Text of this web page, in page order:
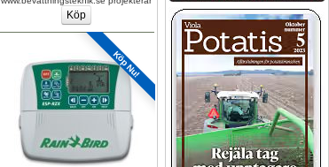
Köp Nu!